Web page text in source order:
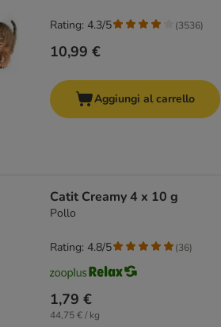
10,99 €
Rating: 4.3/5 (3536)
Aggiungi al carrello
Catit Creamy 4 x 10 g
Pollo
1,79 €
44,75 € / kg
Rating: 4.8/5 (36)